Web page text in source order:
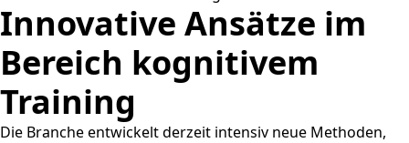
Innovative Ansätze im
Bereich kognitivem
Training
Die Branche entwickelt derzeit intensiv neue Methoden,